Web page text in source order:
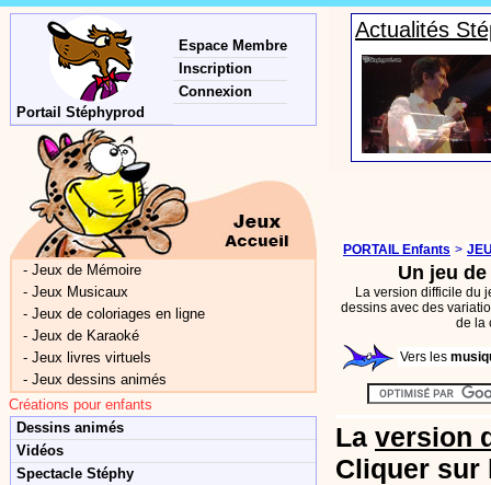
Portail Stéphyprod
Espace Membre
Inscription
Connexion
- Jeux de Mémoire
- Jeux Musicaux
- Jeux de coloriages en ligne
- Jeux de Karaoké
- Jeux livres virtuels
- Jeux dessins animés
Créations pour enfants
Dessins animés
Vidéos
Spectacle Stéphy
Actualités
PORTAIL Enfants >
Un jeu
La version difficile du
dessins avec des
de la
Vers les
La version
Cliquer sur